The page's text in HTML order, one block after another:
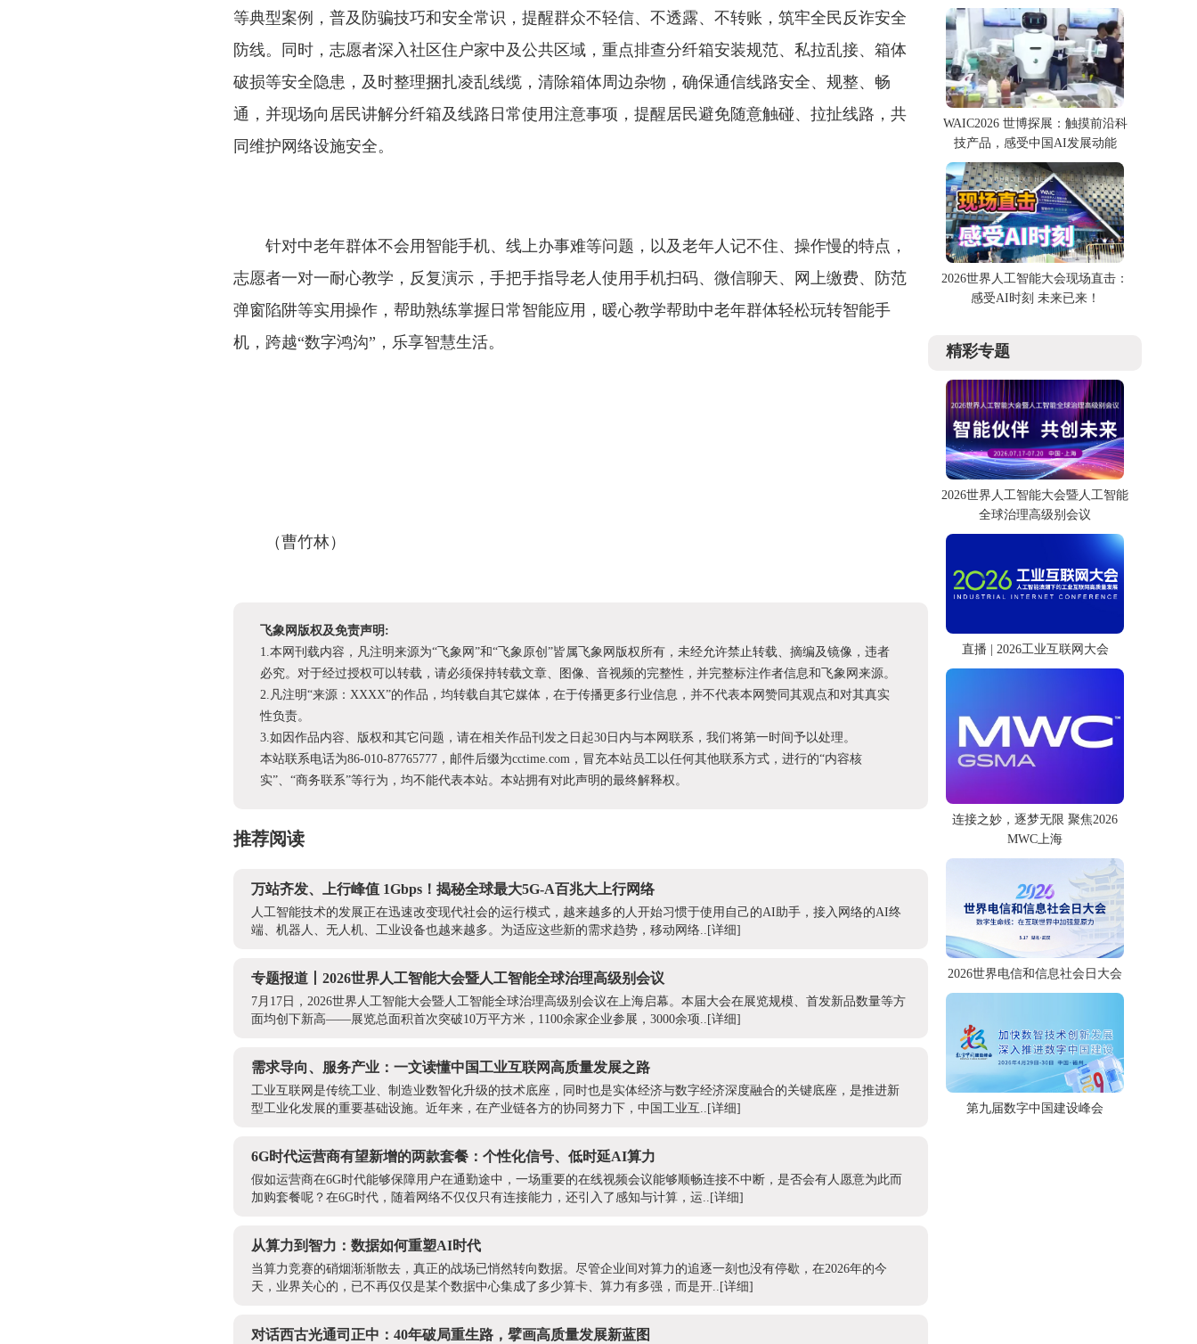
等典型案例，普及防骗技巧和安全常识，提醒群众不轻信、不透露、不转账，筑牢全民反诈安全
防线。同时，志愿者深入社区住户家中及公共区域，重点排查分纤箱安装规范、私拉乱接、箱体
破损等安全隐患，及时整理捆扎凌乱线缆，清除箱体周边杂物，确保通信线路安全、规整、畅
通，并现场向居民讲解分纤箱及线路日常使用注意事项，提醒居民避免随意触碰、拉扯线路，共
同维护网络设施安全。
针对中老年群体不会用智能手机、线上办事难等问题，以及老年人记不住、操作慢的特点，
志愿者一对一耐心教学，反复演示，手把手指导老人使用手机扫码、微信聊天、网上缴费、防范
弹窗陷阱等实用操作，帮助熟练掌握日常智能应用，暖心教学帮助中老年群体轻松玩转智能手
机，跨越“数字鸿沟”，乐享智慧生活。
（曹竹林）
飞象网版权及免责声明:
1.本网刊载内容，凡注明来源为“飞象网”和“飞象原创”皆属飞象网版权所有，未经允许禁止转载、摘编及镜像，违者
必究。对于经过授权可以转载，请必须保持转载文章、图像、音视频的完整性，并完整标注作者信息和飞象网来源。
2.凡注明“来源：XXXX”的作品，均转载自其它媒体，在于传播更多行业信息，并不代表本网赞同其观点和对其真实
性负责。
3.如因作品内容、版权和其它问题，请在相关作品刊发之日起30日内与本网联系，我们将第一时间予以处理。
本站联系电话为86-010-87765777，邮件后缀为cctime.com，冒充本站员工以任何其他联系方式，进行的“内容核
实”、“商务联系”等行为，均不能代表本站。本站拥有对此声明的最终解释权。
推荐阅读
万站齐发、上行峰值 1Gbps！揭秘全球最大5G-A百兆大上行网络
人工智能技术的发展正在迅速改变现代社会的运行模式，越来越多的人开始习惯于使用自己的AI助手，接入网络的AI终
端、机器人、无人机、工业设备也越来越多。为适应这些新的需求趋势，移动网络.. [详细]
专题报道丨2026世界人工智能大会暨人工智能全球治理高级别会议
7月17日，2026世界人工智能大会暨人工智能全球治理高级别会议在上海启幕。本届大会在展览规模、首发新品数量等方
面均创下新高——展览总面积首次突破10万平方米，1100余家企业参展，3000余项.. [详细]
需求导向、服务产业：一文读懂中国工业互联网高质量发展之路
工业互联网是传统工业、制造业数智化升级的技术底座，同时也是实体经济与数字经济深度融合的关键底座，是推进新
型工业化发展的重要基础设施。近年来，在产业链各方的协同努力下，中国工业互.. [详细]
6G时代运营商有望新增的两款套餐：个性化信号、低时延AI算力
假如运营商在6G时代能够保障用户在通勤途中，一场重要的在线视频会议能够顺畅连接不中断，是否会有人愿意为此而
加购套餐呢？在6G时代，随着网络不仅仅只有连接能力，还引入了感知与计算，运.. [详细]
从算力到智力：数据如何重塑AI时代
当算力竞赛的硝烟渐渐散去，真正的战场已悄然转向数据。尽管企业间对算力的追逐一刻也没有停歇，在2026年的今
天，业界关心的，已不再仅仅是某个数据中心集成了多少算卡、算力有多强，而是开.. [详细]
对话西古光通司正中：40年破局重生路，擘画高质量发展新蓝图
模”
WAIC2026 世博探展：触摸前沿科
技产品，感受中国AI发展动能
2026世界人工智能大会现场直击：
感受AI时刻 未来已来！
精彩专题
2026世界人工智能大会暨人工智能
全球治理高级别会议
直播 | 2026工业互联网大会
连接之妙，逐梦无限 聚焦2026
MWC上海
2026世界电信和信息社会日大会
第九届数字中国建设峰会